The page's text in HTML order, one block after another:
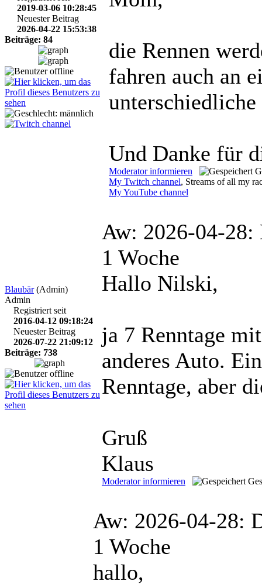
2019-03-06 10:28:45
Neuester Beitrag
2026-04-22 15:53:38
Beiträge: 84
die Rennen
fahren auch an
Und Danke für
Moderator informieren
My Twitch channel, Streams of all my
My YouTube channel
Blaubär (Admin)
Admin
Registriert seit
2016-04-12 09:18:24
Neuester Beitrag
2026-07-22 21:09:12
Beiträge: 738
Aw: 2026-04-
1 Woche
Hallo Nilski,
ja 7 Renntage
anderes Auto.
Renntage, aber
Gruß
Klaus
Moderator informieren
Aw: 2026-04-28:
1 Woche
hallo,